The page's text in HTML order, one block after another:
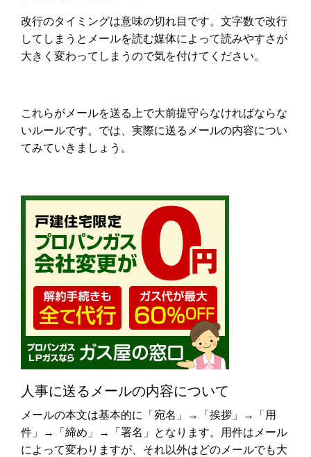
改行のタイミングは意味の切れ目です。文字数で改行
してしまうとメールを読む媒体によって読みやすさが
大きく変わってしまうので気を付けてください。
これらがメールを送る上で大前提守らなければならな
いルールです。では、実際に送るメールの内容につい
てみていきましょう。
人事に送るメールの内容について
メールの本文は基本的に「宛名」→「挨拶」→「用
件」→「締め」→「署名」となります。用件はメール
によって変わりますが、それ以外はどのメールでも大